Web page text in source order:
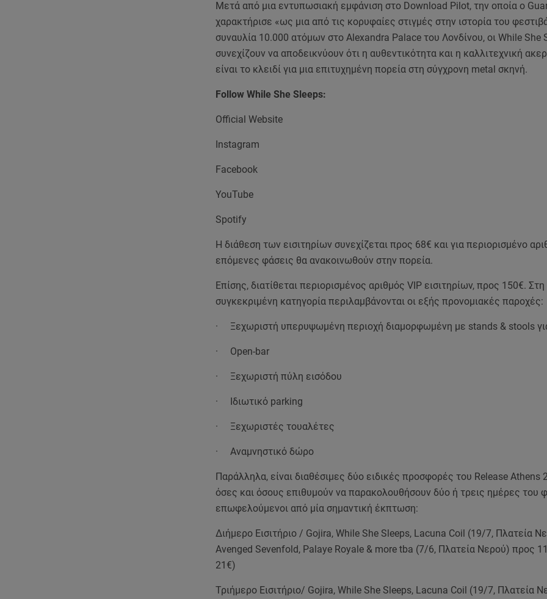
Μετά από μια εντυπωσιακή εμφάνιση στο Download Pilot, την οποία ο
χαρακτήρισε «ως μια από τις κορυφαίες στιγμές στην ιστορία του
συναυλία 10.000 ατόμων στο Alexandra Palace του Λονδίνου, οι While She
συνεχίζουν να αποδεικνύουν ότι η αυθεντικότητα και η καλλιτεχνική
είναι το κλειδί για μια επιτυχημένη πορεία στη σύγχρονη metal σκηνή.
Follow While She Sleeps:
Official Website
Instagram
Facebook
YouTube
Spotify
Η διάθεση των εισιτηρίων συνεχίζεται προς 68€ και για περιορισμένο
επόμενες φάσεις θα ανακοινωθούν στην πορεία.
Επίσης, διατίθεται περιορισμένος αριθμός VIP εισιτηρίων, προς 150€. Στη
συγκεκριμένη κατηγορία περιλαμβάνονται οι εξής προνομιακές παροχές:
· Ξεχωριστή υπερυψωμένη περιοχή διαμορφωμένη με stands & stools
· Open-bar
· Ξεχωριστή πύλη εισόδου
· Ιδιωτικό parking
· Ξεχωριστές τουαλέτες
· Αναμνηστικό δώρο
Παράλληλα, είναι διαθέσιμες δύο ειδικές προσφορές του Release Athens
όσες και όσους επιθυμούν να παρακολουθήσουν δύο ή τρεις ημέρες του
επωφελούμενοι από μία σημαντική έκπτωση:
Διήμερο Εισιτήριο / Gojira, While She Sleeps, Lacuna Coil (19/7, Πλατεία
Avenged Sevenfold, Palaye Royale & more tba (7/6, Πλατεία Νερού) προς
21€)
Τριήμερο Εισιτήριο/ Gojira, While She Sleeps, Lacuna Coil (19/7, Πλατεία